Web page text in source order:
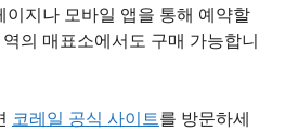
지나 모바일 앱을 통해 예약할
의 매표소에서도 구매 가능합니
코레일 공식 사이트를 방문하세